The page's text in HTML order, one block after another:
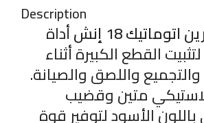
Description
18 إنش أداة
القطع الكبيرة أثناء
والتجميع واللصق والصيانة.
متين وقضيب
الأسود لتوفير قوة